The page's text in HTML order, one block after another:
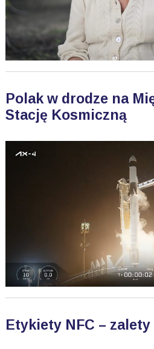
Polak w drodze na
Stację Kosmiczną
Etykiety NFC –